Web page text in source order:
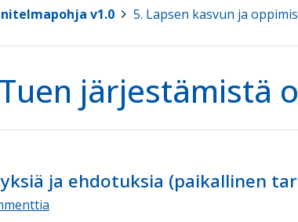
v1.0 5. Lapsen kasvun ja
järjestämistä
ja ehdotuksia (paikallinen